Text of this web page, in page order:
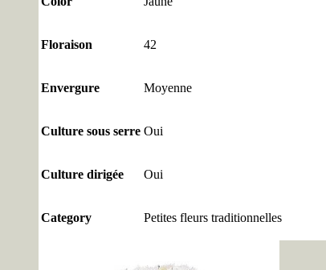
Floraison 42
Envergure Moyenne
Culture sous serre Oui
Culture dirigée Oui
Category Petites fleurs traditionnelles